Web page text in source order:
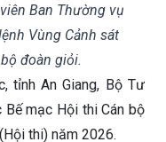
Ban Thường vụ
Vùng Cảnh sát
đoàn giỏi.
tỉnh An Giang, Bộ Tư
Bế mạc Hội thi Cán bộ
thi) năm 2026.